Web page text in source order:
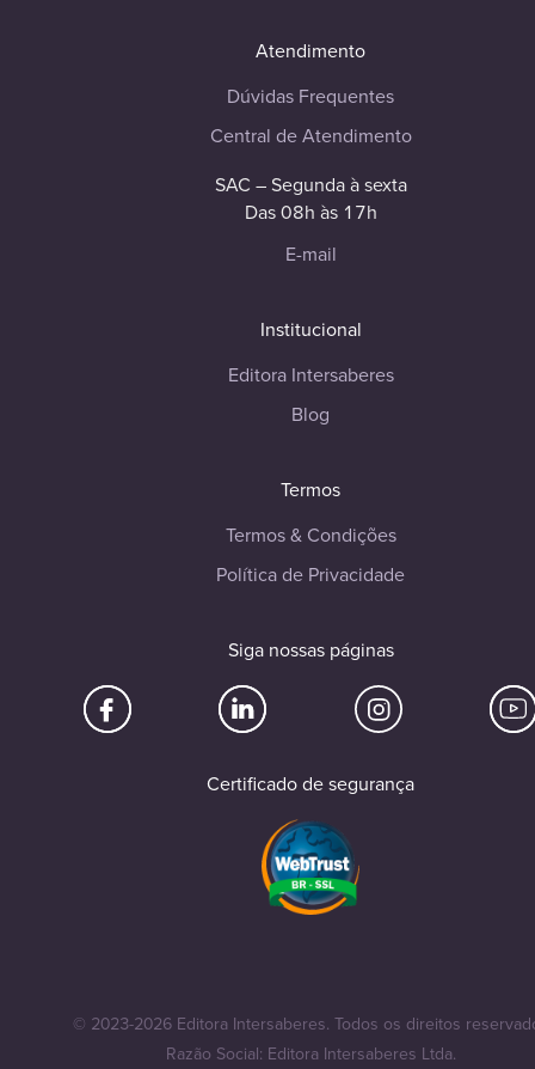
Atendimento
Dúvidas Frequentes
Central de Atendimento
SAC – Segunda à sexta
Das 08h às 17h
E-mail
Institucional
Editora Intersaberes
Blog
Termos
Termos & Condições
Política de Privacidade
Siga nossas páginas
Certificado de segurança
© 2023-2026 Editora Intersaberes. Todos os direitos
Razão Social: Editora Intersaberes Ltda.